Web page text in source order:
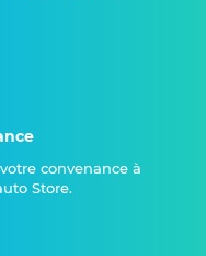
convenance à
Store.